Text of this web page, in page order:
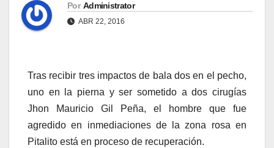
Por Administrator
ABR 22, 2016
Tras recibir tres impactos de bala dos en el pecho,
uno en la pierna y ser sometido a dos cirugías
Jhon Mauricio Gil Peña, el hombre que fue
agredido en inmediaciones de la zona rosa en
Pitalito está en proceso de recuperación.